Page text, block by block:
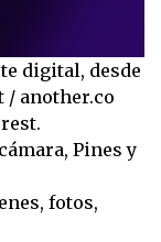
digital, desde
/ another.co
Pines y
fotos,